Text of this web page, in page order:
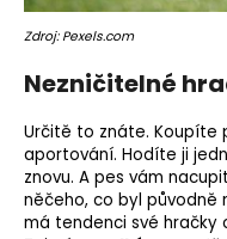
Zdroj: Pexels.com
Nezničitelné
Určitě to znáte. Koupíte
aportování. Hodíte ji
znovu. A pes vám
něčeho, co byl původně
má tendenci své hračky